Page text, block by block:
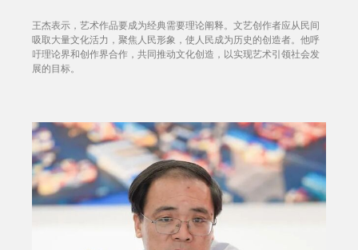
王杰表示，艺术作品要成为经典需要理论阐释。文艺创作者应从民间
吸取大量文化活力，聚焦人民形象，使人民成为历史的创造者。他呼
吁理论界和创作界合作，共同推动文化创造，以实现艺术引领社会发
展的目标。